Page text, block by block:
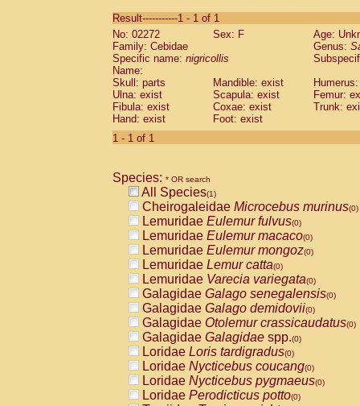
CebidaeSaguinus labiatus(0)
Cebidae Saguinus leucopus (0)
Cebidae
CebidaeSaguinus mystax
Cebidae Saguinus nigricollis (1)
Cebidae Saguinus oedipus
Cebidae Saguinus weddelli
Cebidae Saguinusspp.
Cebidae
CebidaeCebus capucinus
CebidaeCebus nigrivittatus
CebidaeCebus spp.(0)
CebidaeSaimiri boliviensis(0)
CebidaeSaimiri sciureus(0)
AtelidaeAlouatta caraya(0)
AtelidaeAlouatta fusca(0)
AtelidaeAlouatta seniculus(0)
AtelidaeAlouattaspp.(0)
AtelidaeAteles belzebuth(0)
AtelidaeAteles geoffroyi(0)
AtelidaeAteles paniscus(0)
AtelidaeAtelesspp.(0)
AtelidaeLagothrix lagothricha(0)
AtelidaeLagothrix lagothricha cana
PitheciidaeCacajao calvus
Result-----------1 - 1 of 1
No: 02272
Sex: F
Age:
Family: Cebidae
Genus:
Specific name: nigricollis
Name:
Skull: parts
Mandible: exist
Ulna: exist
Scapula: exist
Femur:
Fibula: exist
Coxae: exist
Trunk:
Hand: exist
Foot: exist
1 - 1 of 1
Species: * OR search
All Species(1)
Cheirogaleidae Microcebus murinus(0)
Lemuridae Eulemur fulvus(0)
Lemuridae Eulemur macaco(0)
Lemuridae Eulemur mongoz(0)
Lemuridae Lemur catta(0)
Lemuridae Varecia variegata(0)
Galagidae Galago senegalensis(0)
Galagidae Galago demidovii(0)
Galagidae Otolemur crassicaudatus(0)
Galagidae Galagidae spp.(0)
Loridae Loris tardigradus(0)
Loridae Nycticebus coucang(0)
Loridae Nycticebus pygmaeus(0)
Loridae Perodicticus potto(0)